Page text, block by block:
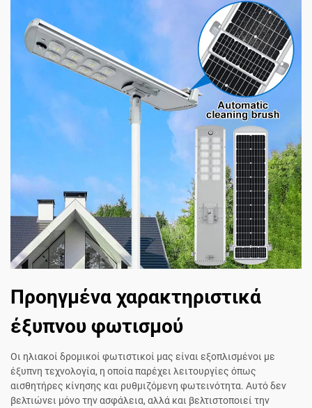
Προηγμένα χαρακτηριστικά
έξυπνου φωτισμού
Οι ηλιακοί δρομικοί φωτιστικοί μας είναι εξοπλισμένοι με
έξυπνη τεχνολογία, η οποία παρέχει λειτουργίες όπως
αισθητήρες κίνησης και ρυθμιζόμενη φωτεινότητα. Αυτό δεν
βελτιώνει μόνο την ασφάλεια, αλλά και βελτιστοποιεί την